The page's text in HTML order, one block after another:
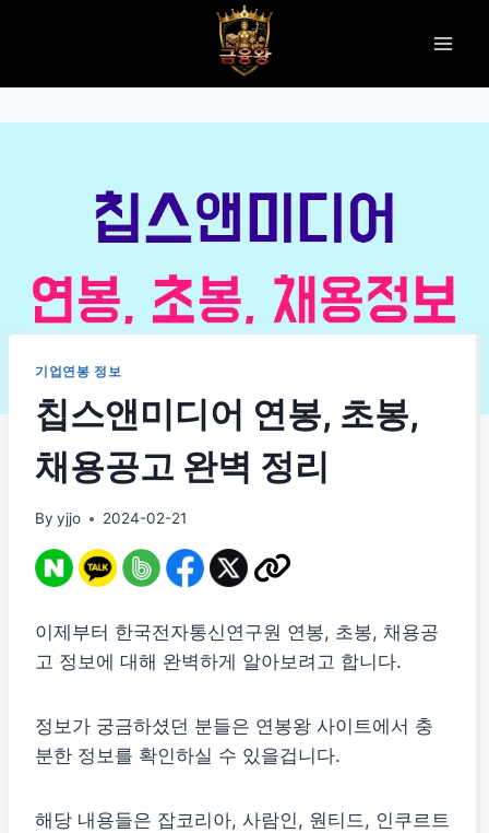
기업연봉 정보
칩스앤미디어 연봉, 초봉,
채용공고 완벽 정리
By yjjo 2024-02-21
이제부터 한국전자통신연구원 연봉, 초봉, 채용공
고 정보에 대해 완벽하게 알아보려고 합니다.
정보가 궁금하셨던 분들은 연봉왕 사이트에서 충
분한 정보를 확인하실 수 있을겁니다.
해당 내용들은 잡코리아, 사람인, 원티드, 인쿠르트